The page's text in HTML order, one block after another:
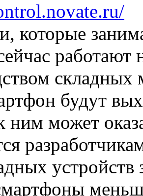
которые
работают
будут
ним может